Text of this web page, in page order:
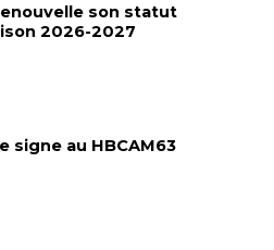
son statut
2026-2027
signe au HBCAM63